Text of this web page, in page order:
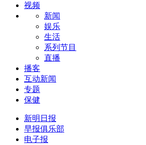
视频
新闻
娱乐
生活
系列节目
直播
播客
互动新闻
专题
保健
新明日报
早报俱乐部
电子报